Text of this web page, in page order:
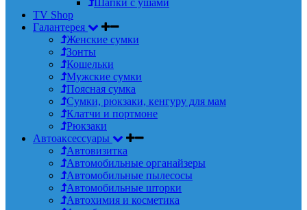
TV Shop
Галантерея
Женские сумки
Зонты
Кошельки
Мужские сумки
Поясная сумка
Сумки, рюкзаки, кенгуру для мам
Клатчи и портмоне
Рюкзаки
Автоаксессуары
Автовизитка
Автомобильные органайзеры
Автомобильные пылесосы
Автомобильные шторки
Автохимия и косметика